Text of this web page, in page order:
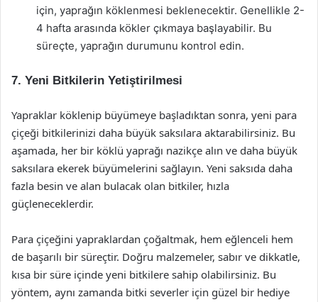
için, yaprağın köklenmesi beklenecektir. Genellikle 2-
4 hafta arasında kökler çıkmaya başlayabilir. Bu
süreçte, yaprağın durumunu kontrol edin.
7. Yeni Bitkilerin Yetiştirilmesi
Yapraklar köklenip büyümeye başladıktan sonra, yeni para
çiçeği bitkilerinizi daha büyük saksılara aktarabilirsiniz. Bu
aşamada, her bir köklü yaprağı nazikçe alın ve daha büyük
saksılara ekerek büyümelerini sağlayın. Yeni saksıda daha
fazla besin ve alan bulacak olan bitkiler, hızla
güçleneceklerdir.
Para çiçeğini yapraklardan çoğaltmak, hem eğlenceli hem
de başarılı bir süreçtir. Doğru malzemeler, sabır ve dikkatle,
kısa bir süre içinde yeni bitkilere sahip olabilirsiniz. Bu
yöntem, aynı zamanda bitki severler için güzel bir hediye